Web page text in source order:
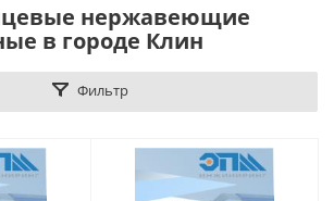
нержавеющие
в городе Клин
Фильтр